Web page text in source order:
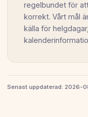
regelbundet för
korrekt. Vårt mål
källa för
Senast uppdaterad: 2026-